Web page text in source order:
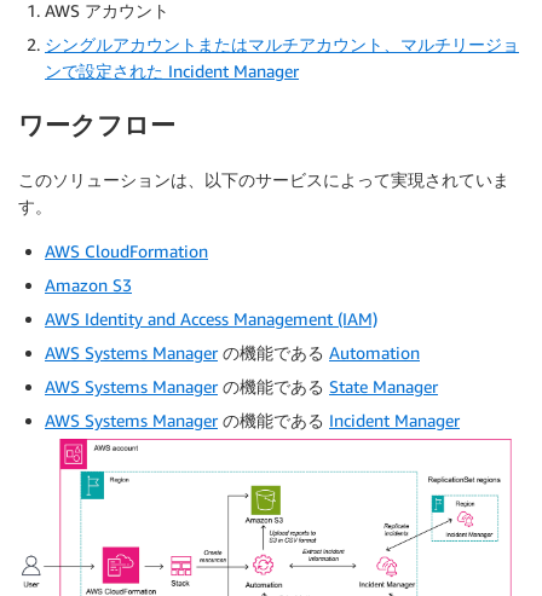
AWS アカウント
シングルアカウントまたはマルチアカウント、マルチリージョ
ンで設定された Incident Manager
ワークフロー
このソリューションは、以下のサービスによって実現されていま
す。
AWS CloudFormation
Amazon S3
AWS Identity and Access Management (IAM)
AWS Systems Managerの機能である Automation
AWS Systems Managerの機能である State Manager
AWS Systems Managerの機能である Incident Manager